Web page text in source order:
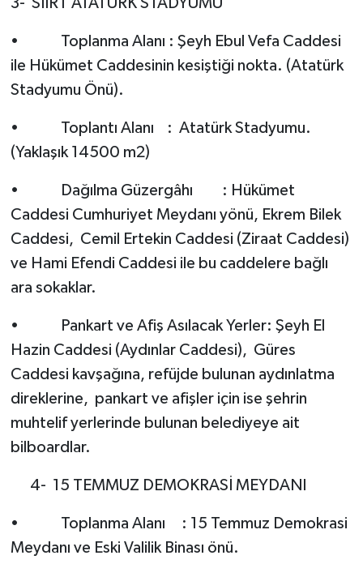
• Toplanma Alanı : Şeyh Ebul Vefa Caddesi
ile Hükümet Caddesinin kesiştiği nokta. (Atatürk
Stadyumu Önü).
• Toplantı Alanı : Atatürk Stadyumu.
(Yaklaşık 14500 m2)
• Dağılma Güzergâhı : Hükümet
Caddesi Cumhuriyet Meydanı yönü, Ekrem Bilek
Caddesi, Cemil Ertekin Caddesi (Ziraat Caddesi)
ve Hami Efendi Caddesi ile bu caddelere bağlı
ara sokaklar.
• Pankart ve Afiş Asılacak Yerler: Şeyh El
Hazin Caddesi (Aydınlar Caddesi), Güres
Caddesi kavşağına, refüjde bulunan aydınlatma
direklerine, pankart ve afişler için ise şehrin
muhtelif yerlerinde bulunan belediyeye ait
bilboardlar.
4- 15 TEMMUZ DEMOKRASİ MEYDANI
• Toplanma Alanı : 15 Temmuz Demokrasi
Meydanı ve Eski Valilik Binası önü.